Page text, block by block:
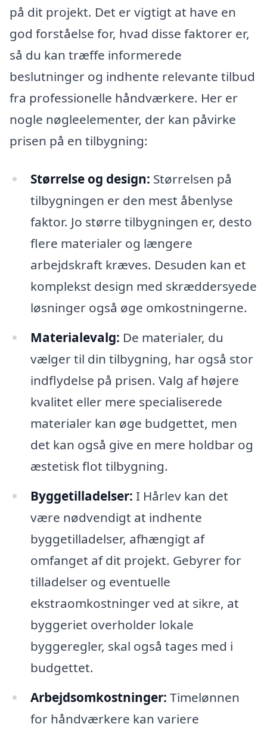
på dit projekt. Det er vigtigt at have en
god forståelse for, hvad disse faktorer er,
så du kan træffe informerede
beslutninger og indhente relevante tilbud
fra professionelle håndværkere. Her er
nogle nøgleelementer, der kan påvirke
prisen på en tilbygning:
Størrelse og design: Størrelsen på
tilbygningen er den mest åbenlyse
faktor. Jo større tilbygningen er, desto
flere materialer og længere
arbejdskraft kræves. Desuden kan et
komplekst design med skræddersyede
løsninger også øge omkostningerne.
Materialevalg: De materialer, du
vælger til din tilbygning, har også stor
indflydelse på prisen. Valg af højere
kvalitet eller mere specialiserede
materialer kan øge budgettet, men
det kan også give en mere holdbar og
æstetisk flot tilbygning.
Byggetilladelser: I Hårlev kan det
være nødvendigt at indhente
byggetilladelser, afhængigt af
omfanget af dit projekt. Gebyrer for
tilladelser og eventuelle
ekstraomkostninger ved at sikre, at
byggeriet overholder lokale
byggeregler, skal også tages med i
budgettet.
Arbejdsomkostninger: Timelønnen
for håndværkere kan variere